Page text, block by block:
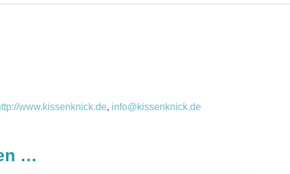
www.kissenknick.de, info@kissenknick.de
…